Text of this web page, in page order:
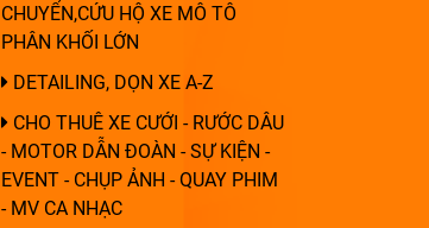
CHUYỂN,CỨU HỘ XE MÔ TÔ
PHÂN KHỐI LỚN
DETAILING, DỌN XE A-Z
CHO THUÊ XE CƯỚI - RƯỚC DÂU
- MOTOR DẪN ĐOÀN - SỰ KIỆN -
EVENT - CHỤP ẢNH - QUAY PHIM
- MV CA NHẠC